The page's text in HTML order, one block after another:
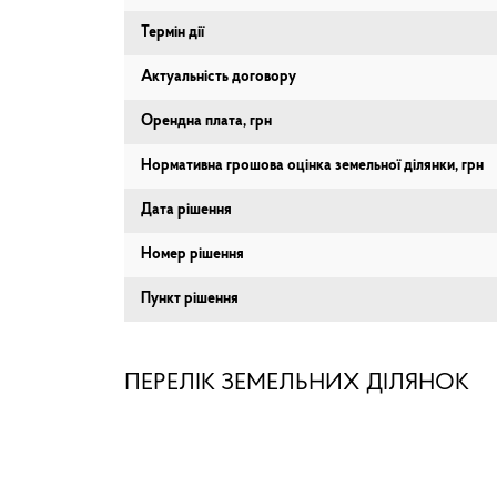
Термін дії
Актуальність договору
Орендна плата, грн
Нормативна грошова оцінка земельної ділянки, грн
Дата рішення
Номер рішення
Пункт рішення
ПЕРЕЛІК ЗЕМЕЛЬНИХ ДІЛЯНОК